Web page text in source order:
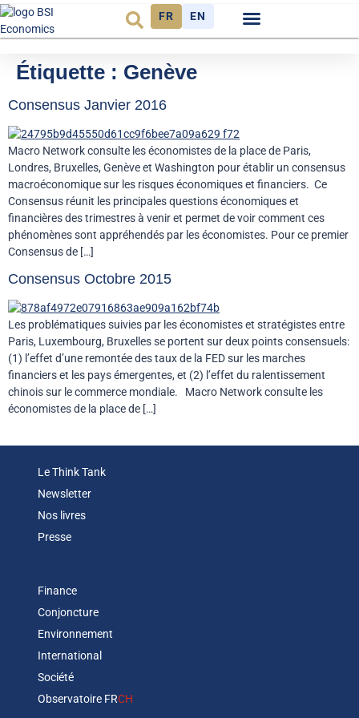
FR EN
Étiquette : Genève
Consensus Janvier 2016
Macro Network consulte les économistes de la place de Paris,
Londres, Bruxelles, Genève et Washington pour établir un consensus
macroéconomique sur les risques économiques et financiers. Ce
Consensus réunit les principales questions économiques et
financières des trimestres à venir et permet de voir comment ces
phénomènes sont appréhendés par les économistes. Pour ce premier
Consensus de […]
Consensus Octobre 2015
Les problématiques suivies par les économistes et stratégistes entre
Paris, Luxembourg, Bruxelles se portent sur deux points consensuels:
(1) l’effet d’une remontée des taux de la FED sur les marches
financiers et les pays émergentes, et (2) l’effet du ralentissement
chinois sur le commerce mondiale. Macro Network consulte les
économistes de la place de […]
Le Think Tank
Newsletter
Nos livres
Presse
Finance
Conjoncture
Environnement
International
Société
Observatoire FRCH